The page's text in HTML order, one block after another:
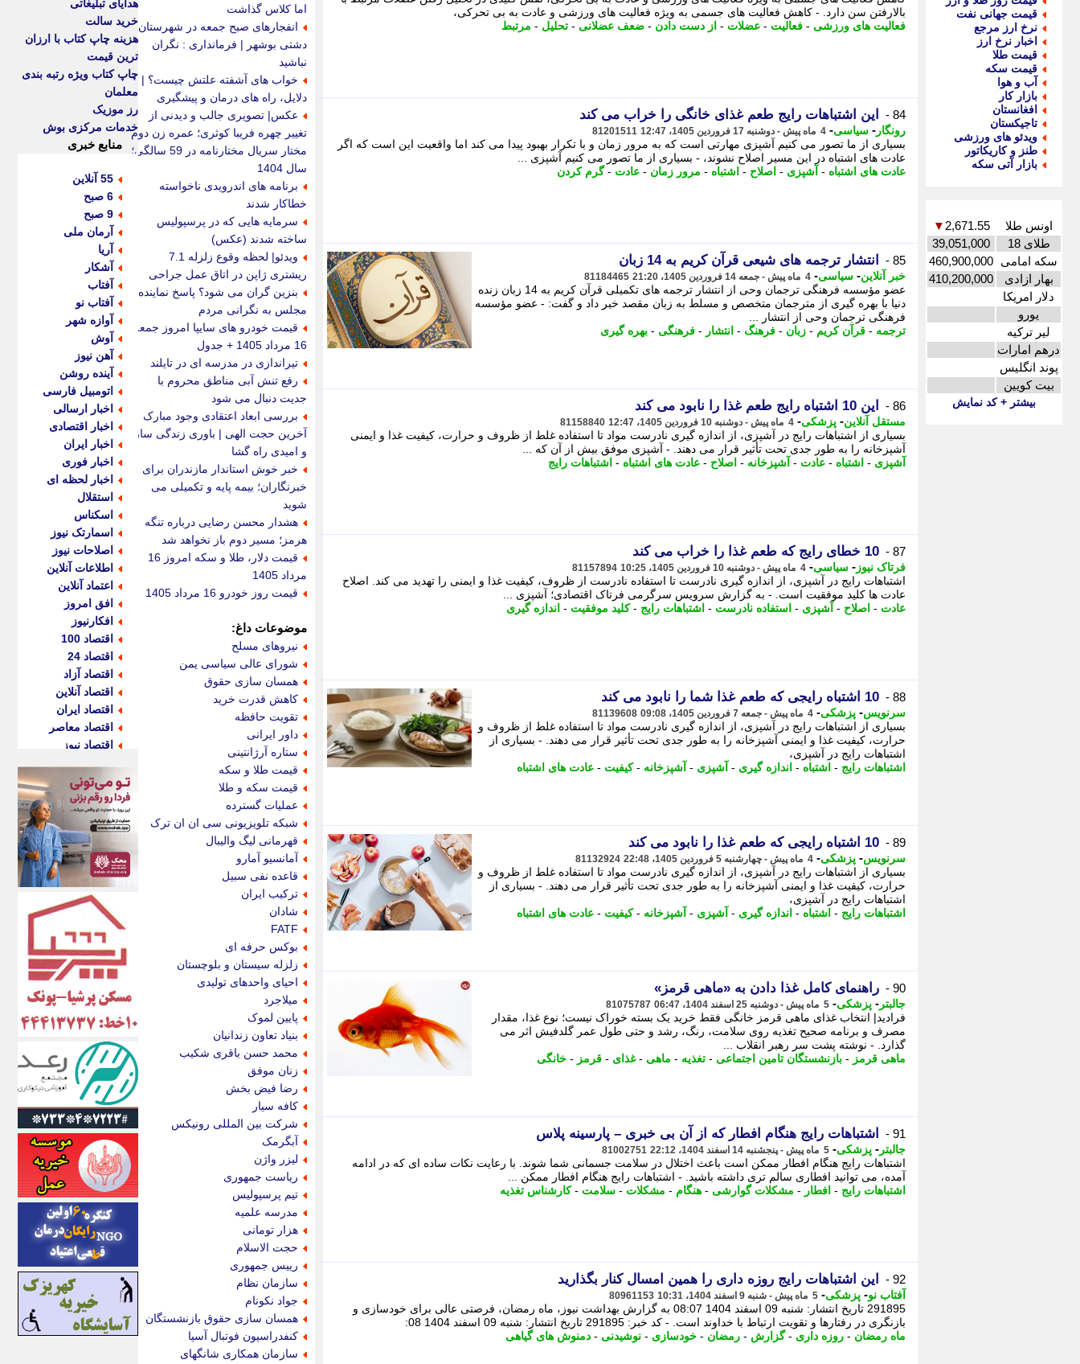
قیمت جهانی نفت
نرخ ارز مرجع
اخبار نرخ ارز
قیمت طلا
قیمت سکه
آب و هوا
بازار کار
افغانستان
تاجیکستان
ویدئو های ورزشی
طنز و کاریکاتور
بازار آتی سکه
اونس طلا 2,671.55
▼
طلای 18
39,051,000
سکه امامی 460,900,000
بهار ازادی
410,200,000
دلار امریکا
یورو
لیر ترکیه
درهم امارات
پوند انگلیس
بیت کویین
بیشتر + کد نمایش
بالارفتن سن دارد. - کاهش فعالیت های جسمی به ویژه فعالیت های ورزشی و عادت به بی تحرکی،
فعالیت های ورزشی - فعالیت - عضلات - از دست دادن - ضعف عضلانی - تحلیل - مرتبط
84 - این اشتباهات رایج طعم غذای خانگی را خراب می کند
رونگار - سیاسی- 4 ماه پیش - دوشنبه 17 فروردین 1405، 12:47 81201511
بسیاری از ما تصور می کنیم آشپزی مهارتی است که به مرور زمان و با تکرار بهبود پیدا می کند اما واقعیت این است که اگر
عادت های اشتباه در این مسیر اصلاح نشوند، - بسیاری از ما تصور می کنیم آشپزی ...
عادت های اشتباه - آشپزی - اصلاح - اشتباه - مرور زمان - عادت -گرم کردن
85 - انتشار ترجمه های شیعی قرآن کریم به 14 زبان
خبر آنلاین- سیاسی- 4 ماه پیش - جمعه 14 فروردین 1405، 21:20 81184465
عضو مؤسسه فرهنگی ترجمان وحی از انتشار ترجمه های تکمیلی قرآن کریم به 14 زبان زنده
دنیا با بهره گیری از مترجمان متخصص و مسلط به زبان مقصد خبر داد و گفت: - عضو مؤسسه
فرهنگی ترجمان وحی از انتشار ...
ترجمه - قرآن کریم - زبان - فرهنگ - انتشار - فرهنگی - بهره گیری
86 - این 10 اشتباه رایج طعم غذا را نابود می کند
مستقل آنلاین- پزشکی- 4 ماه پیش - دوشنبه 10 فروردین 1405، 12:47 81158840
بسیاری از اشتباهات رایج در آشپزی، از اندازه گیری نادرست مواد تا استفاده غلط از ظروف و حرارت، کیفیت غذا و ایمنی
آشپزخانه را به طور جدی تحت تأثیر قرار می دهند. - آشپزی موفق بیش از آن که ...
آشپزی - اشتباه - عادت - آشپزخانه - اصلاح - عادت های اشتباه - اشتباهات رایج
87 - 10 خطای رایج که طعم غذا را خراب می کند
فرتاک نیوز - سیاسی- 4 ماه پیش - دوشنبه 10 فروردین 1405، 10:25 81157894
اشتباهات رایج در آشپزی، از اندازه گیری نادرست تا استفاده نادرست از ظروف، کیفیت غذا و ایمنی را تهدید می کند. اصلاح
عادت ها کلید موفقیت است. - به گزارش سرویس سرگرمی فرتاک اقتصادی؛ آشپزی ...
عادت - اصلاح - آشپزی - استفاده نادرست - اشتباهات رایج -کلید موفقیت - اندازه گیری
88 - 10 اشتباه رایجی که طعم غذا شما را نابود می کند
سرنویس- پزشکی- 4 ماه پیش - جمعه 7 فروردین 1405، 09:08 81139608
بسیاری از اشتباهات رایج در آشپزی، از اندازه گیری نادرست مواد تا استفاده غلط از ظروف و
حرارت، کیفیت غذا و ایمنی آشپزخانه را به طور جدی تحت تأثیر قرار می دهند. - بسیاری از
اشتباهات رایج در آشپزی،
اشتباهات رایج - اشتباه - اندازه گیری - آشپزی - آشپزخانه -کیفیت - عادت های اشتباه
89 - 10 اشتباه رایجی که طعم غذا را نابود می کند
سرنویس- پزشکی- 4 ماه پیش - چهارشنبه 5 فروردین 1405، 22:48 81132924
بسیاری از اشتباهات رایج در آشپزی، از اندازه گیری نادرست مواد تا استفاده غلط از ظروف و
حرارت، کیفیت غذا و ایمنی آشپزخانه را به طور جدی تحت تأثیر قرار می دهند. - بسیاری از
اشتباهات رایج در آشپزی،
اشتباهات رایج - اشتباه - اندازه گیری - آشپزی - آشپزخانه -کیفیت - عادت های اشتباه
90 - راهنمای کامل غذا دادن به «ماهی قرمز»
جالبتر - پزشکی- 5 ماه پیش - دوشنبه 25 اسفند 1404، 06:47 81075787
فرادید| انتخاب غذای ماهی قرمز خانگی فقط خرید یک بسته خوراک نیست؛ نوع غذا، مقدار
مصرف و برنامه صحیح تغذیه روی سلامت، رنگ، رشد و حتی طول عمر گلدفیش اثر می
گذارد. - نوشته پشت سر رهبر انقلاب ...
ماهی قرمز - بازنشستگان تامین اجتماعی - تغذیه - ماهی -غذای - قرمز - خانگی
91 - اشتباهات رایج هنگام افطار که از آن بی خبری – پارسینه پلاس
جالبتر - پزشکی- 5 ماه پیش - پنجشنبه 14 اسفند 1404، 22:12 81002751
اشتباهات رایج هنگام افطار ممکن است باعث اختلال در سلامت جسمانی شما شوند. با رعایت نکات ساده ای که در ادامه
آمده، می توانید افطاری سالم تری داشته باشید. - اشتباهات رایج هنگام افطار ممکن ...
اشتباهات رایج - افطار - مشکلات گوارشی - هنگام - مشکلات - سلامت -کارشناس تغذیه
92 - این اشتباهات رایج روزه داری را همین امسال کنار بگذارید
آفتاب نو- پزشکی- 5 ماه پیش - شنبه 9 اسفند 1404، 10:31 80961153
291895 تاریخ انتشار: شنبه 09 اسفند 1404 08:07 به گزارش بهداشت نیوز، ماه رمضان، فرصتی عالی برای خودسازی و
بازنگری در رفتارها و تقویت ارتباط با خداوند است. - کد خبر: 291895 تاریخ انتشار: شنبه 09 اسفند 1404 08:
ماه رمضان - روزه داری -گزارش - رمضان - خودسازی - نوشیدنی - دمنوش های گیاهی
اما کلاس گذاشت
انفجارهای صبح جمعه در شهرستان
دشتی بوشهر | فرمانداری : نگران
نباشید
خواب های آشفته علتش چیست؟ |
دلایل، راه های درمان و پیشگیری
عکس| تصویری جالب و دیدنی از
تغییر چهره فریبا کوثری؛ عمره زن دوم
مختار سریال مختارنامه در 59 سالگی؛
سال 1404
برنامه های اندرویدی ناخواسته
خطاکار شدند
سرمایه هایی که در پرسپولیس
ساخته شدند (عکس)
ویدئو| لحظه وقوع زلزله 7.1
ریشتری ژاپن در اتاق عمل جراحی
بنزین گران می شود؟ پاسخ نماینده
مجلس به نگرانی مردم
قیمت خودرو های سایپا امروز جمعه
16 مرداد 1405 + جدول
تیراندازی در مدرسه ای در تایلند
رفع تنش آبی مناطق محروم با
جدیت دنبال می شود
بررسی ابعاد اعتقادی وجود مبارک
آخرین حجت الهی | باوری زندگی ساز
و امیدی راه گشا
خبر خوش استاندار مازندران برای
خبرنگاران؛ بیمه پایه و تکمیلی می
شوید
هشدار محسن رضایی درباره تنگه
هرمز؛ مسیر دوم باز نخواهد شد
قیمت دلار، طلا و سکه امروز 16
مرداد 1405
قیمت روز خودرو 16 مرداد 1405
موضوعات داغ:
نیروهای مسلح
شورای عالی سیاسی یمن
همسان سازی حقوق
کاهش قدرت خرید
تقویت حافظه
داور ایرانی
ستاره آرژانتینی
قیمت طلا و سکه
قیمت سکه و طلا
عملیات گسترده
شبکه تلویزیونی سی ان ان ترک
قهرمانی لیگ والیبال
آمانسیو آمارو
قاعده نفی سبیل
ترکیب ایران
شادان
FATF
بوکس حرفه ای
زلزله سیستان و بلوچستان
احیای واحدهای تولیدی
میلاجرد
پایین لموک
بنیاد تعاون زندانیان
محمد حسن باقری شکیب
زنان موفق
رضا فیض بخش
کافه سیار
شرکت بین المللی رونیکس
آبگرمک
لیزر واژن
ریاست جمهوری
تیم پرسپولیس
مدرسه علمیه
هزار تومانی
حجت الاسلام
رییس جمهوری
سازمان نظام
جواد نکونام
همسان سازی حقوق بازنشستگان
کنفدراسیون فوتبال آسیا
سازمان همکاری شانگهای
هدایای تبلیغاتی
خرید سالت
هزینه چاپ کتاب با ارزان
ترین قیمت
چاپ کتاب ویژه رتبه بندی
معلمان
رز موزیک
خدمات مرکزی بوش
منابع خبری
55 آنلاین
6 صبح
9 صبح
آرمان ملی
آریا
آشکار
آفتاب
آفتاب نو
آوازه شهر
آوش
آهن نیوز
آینده روشن
اتومبیل فارسی
اخبار ارسالی
اخبار اقتصادی
اخبار ایران
اخبار فوری
اخبار لحظه ای
استقلال
اسکناس
اسمارتک نیوز
اصلاحات نیوز
اطلاعات آنلاین
اعتماد آنلاین
افق امروز
افکارنیوز
اقتصاد 100
اقتصاد 24
اقتصاد آزاد
اقتصاد آنلاین
اقتصاد ایران
اقتصاد معاصر
اقتصاد نیوز
اکوفارس
اکونگار
اکونیوز
الف
انتشار آنلاین
اندیشه قرن
اندیشه معاصر
اندیشه ها
انرژی پرس
ای استخدام
ایتنا
ایراف
ایران آرت
ایران آنلاین
ایران زندگی
ایران فوری
ایرانی روز
ایرانیتال
ایرنا
ایسکانیوز
ایسنا
ایکنا
ایلنا
اینتیتر
ایونا نیوز
بازتاب آنلاین
باشگاه خبرنگاران
باغستان نیوز
بامبوک
ببین و بخون
بدینسان
بنکر